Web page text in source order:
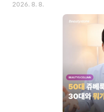
2026. 8. 8.